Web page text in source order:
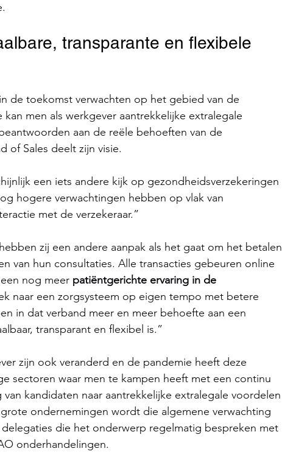
transparante en flexibele
de toekomst verwachten op het gebied van de
men als werkgever aantrekkelijke extralegale
aan de reële behoeften van de
of Sales deelt zijn visie.
een iets andere kijk op gezondheidsverzekeringen
hogere verwachtingen hebben op vlak van
met de verzekeraar.”
zij een andere aanpak als het gaat om het betalen
van hun consultaties. Alle transacties gebeuren online
nog meer patiëntgerichte ervaring in de
naar een zorgsysteem op eigen tempo met betere
in dat verband meer en meer behoefte aan een
transparant en flexibel is.”
zijn ook veranderd en de pandemie heeft deze
sectoren waar men te kampen heeft met een continu
kandidaten naar aantrekkelijke extralegale voordelen
ondernemingen wordt die algemene verwachting
die het onderwerp regelmatig bespreken met
onderhandelingen.